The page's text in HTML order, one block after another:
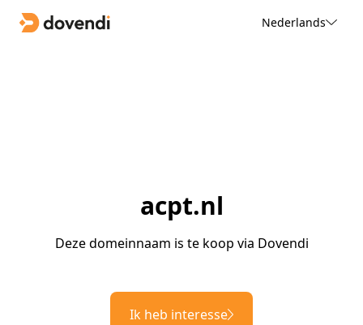
Nederlands
acpt.nl
Deze domeinnaam is te koop via Dovendi
Ik heb interesse